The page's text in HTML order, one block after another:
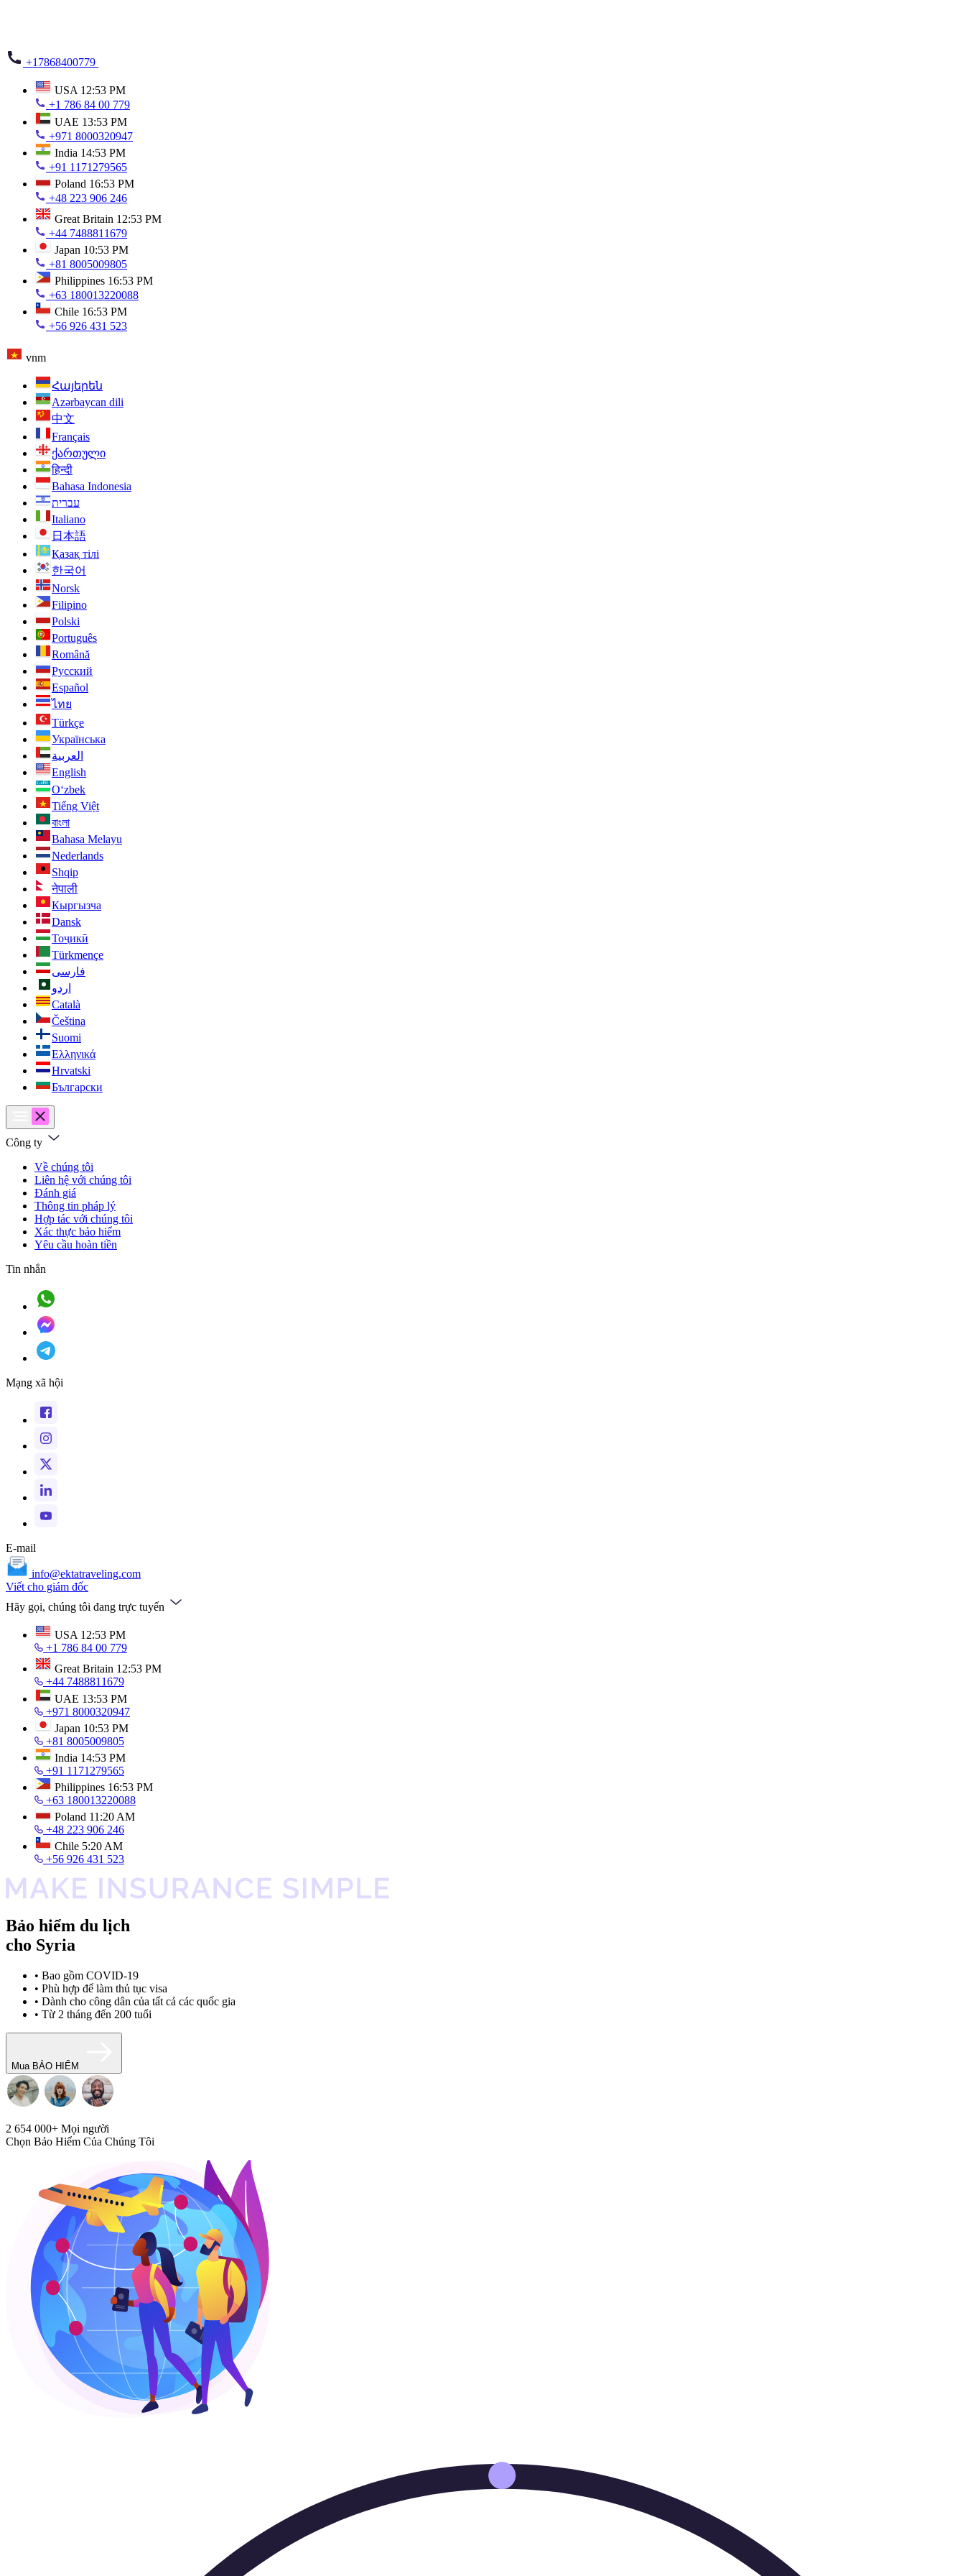
+17868400779
USA 12:53 PM
+1 786 84 00 779
UAE 13:53 PM
+971 8000320947
India 14:53 PM
+91 1171279565
Poland 16:53 PM
+48 223 906 246
Great Britain 12:53 PM
+44 7488811679
Japan 10:53 PM
+81 8005009805
Philippines 16:53 PM
+63 180013220088
Chile 16:53 PM
+56 926 431 523
vnm
Հայերեն
Azərbaycan dili
中文
Français
ქართული
हिन्दी
Bahasa Indonesia
עברית
Italiano
日本語
Қазақ тілі
한국어
Norsk
Filipino
Polski
Português
Română
Русский
Español
ไทย
Türkçe
Українська
العربية
English
O‘zbek
Tiếng Việt
বাংলা
Bahasa Melayu
Nederlands
Shqip
नेपाली
Кыргызча
Dansk
Тоҷикӣ
Türkmençe
فارسی
اردو
Català
Čeština
Suomi
Ελληνικά
Hrvatski
Български
Công ty
Về chúng tôi
Liên hệ với chúng tôi
Đánh giá
Thông tin pháp lý
Hợp tác với chúng tôi
Xác thực bảo hiểm
Yêu cầu hoàn tiền
Tin nhắn
Mạng xã hội
E-mail
info@ektatraveling.com
Viết cho giám đốc
Hãy gọi, chúng tôi đang trực tuyến
USA 12:53 PM
+1 786 84 00 779
Great Britain 12:53 PM
+44 7488811679
UAE 13:53 PM
+971 8000320947
Japan 10:53 PM
+81 8005009805
India 14:53 PM
+91 1171279565
Philippines 16:53 PM
+63 180013220088
Poland 11:20 AM
+48 223 906 246
Chile 5:20 AM
+56 926 431 523
Bảo hiểm du lịch
cho Syria
• Bao gồm COVID-19
• Phù hợp để làm thủ tục visa
• Dành cho công dân của tất cả các quốc gia
• Từ 2 tháng đến 200 tuổi
Mua BẢO HIỂM
2 654 000+ Mọi người
Chọn Bảo Hiểm Của Chúng Tôi